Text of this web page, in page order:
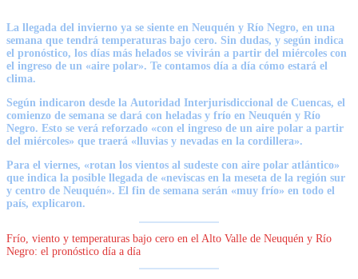
La llegada del invierno ya se siente en Neuquén y Río Negro, en una
semana que tendrá temperaturas bajo cero. Sin dudas, y según indica
el pronóstico, los días más helados se vivirán a partir del miércoles con
el ingreso de un «aire polar». Te contamos día a día cómo estará el
clima.
Según indicaron desde la Autoridad Interjurisdiccional de Cuencas, el
comienzo de semana se dará con heladas y frío en Neuquén y Río
Negro. Esto se verá reforzado «con el ingreso de un aire polar a partir
del miércoles» que traerá «lluvias y nevadas en la cordillera».
Para el viernes, «rotan los vientos al sudeste con aire polar atlántico»
que indica la posible llegada de «neviscas en la meseta de la región sur
y centro de Neuquén». El fin de semana serán «muy frío» en todo el
país, explicaron.
Frío, viento y temperaturas bajo cero en el Alto Valle de Neuquén y Río
Negro: el pronóstico día a día